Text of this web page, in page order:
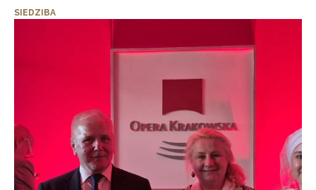
SIEDZIBA